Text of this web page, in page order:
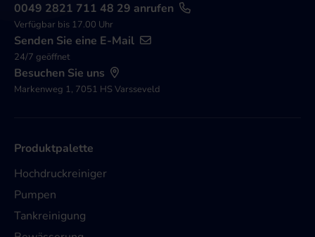
0049 2821 711 48 29 anrufen
Verfügbar bis 17.00 Uhr
Senden Sie eine E-Mail
24/7 geöffnet
Besuchen Sie uns
Markenweg 1, 7051 HS Varsseveld
Produktpalette
Hochdruckreiniger
Pumpen
Tankreinigung